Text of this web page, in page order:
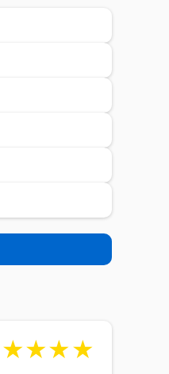
★★★★